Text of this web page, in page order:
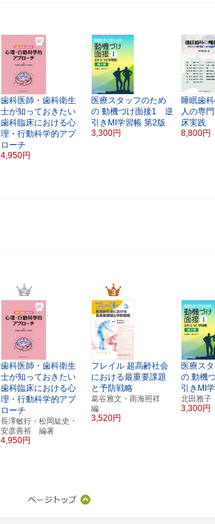
歯科医師・歯科衛生
士が知っておきたい
歯科臨床における心
理・行動科学的アプ
ローチ
4,950円
医療スタッフのため
の 動機づけ面接1 逆
引きMI学習帳 第2版
3,300円
睡眠歯
人の専
床実践
8,800円
歯科医師・歯科衛生
士が知っておきたい
歯科臨床における心
理・行動科学的アプ
ローチ
長澤敏行・松岡紘史・
安彦善裕 編著
4,950円
フレイル 超高齢社会
における最重要課題
と予防戦略
葛谷雅文・雨海照祥
編
3,520円
医療ス
の 動機
引きMI
北田雅
3,300円